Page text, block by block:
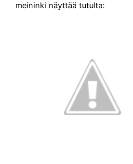
meininki näyttää tutulta: